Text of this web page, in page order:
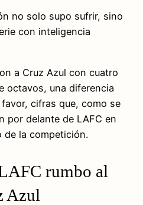
no solo supo sufrir, sino
con inteligencia
a Cruz Azul con cuatro
octavos, una diferencia
cifras que, como se
por delante de LAFC en
de la competición.
rumbo al
Azul